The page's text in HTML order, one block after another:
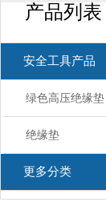
产品列表
安全工具产品
绿色高压绝缘垫
绝缘垫
更多分类